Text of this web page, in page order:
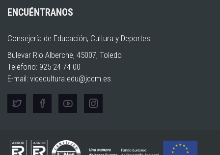
ENCUÉNTRANOS
Consejería de Educación, Cultura y Deportes
Bulevar Rio Alberche, 45007, Toledo
Teléfono: 925 24 74 00
E-mail: vicecultura.edu@jccm.es